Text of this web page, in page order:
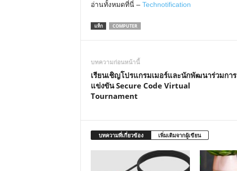
อ่านทั้งหมดที่นี่ – Technotification
แท็ก COMPUTER
บทความก่อนหน้านี้
เรียนเชิญโปรแกรมเมอร์และนักพัฒนาร่วมการ
แข่งขัน Secure Code Virtual
Tournament
บทความที่เกี่ยวข้อง เพิ่มเติมจากผู้เขียน